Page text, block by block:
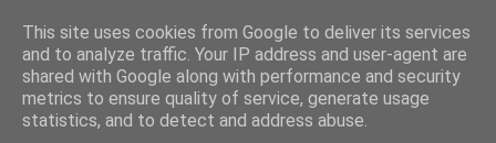
This site uses cookies from Google to deliver its services
and to analyze traffic. Your IP address and user-agent are
shared with Google along with performance and security
metrics to ensure quality of service, generate usage
statistics, and to detect and address abuse.